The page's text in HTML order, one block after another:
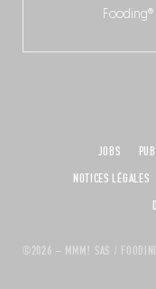
©2026 – MMM! SAS /
JOBS
NOTICES LÉGALES